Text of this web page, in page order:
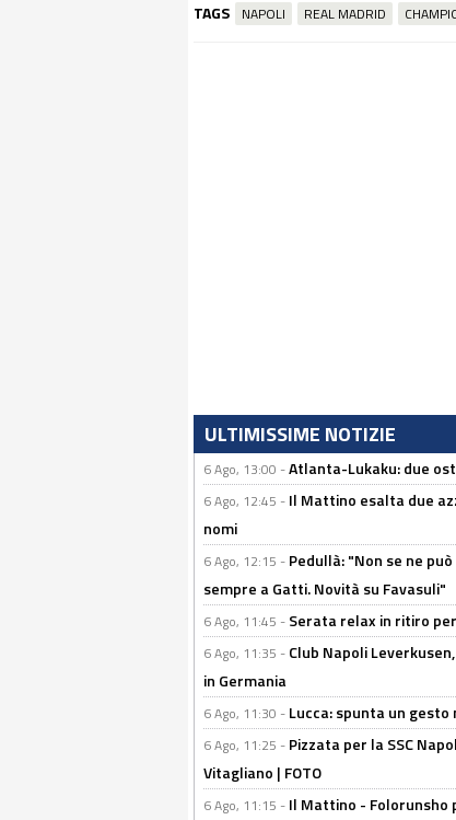
TAGS NAPOLI REAL MADRID
ULTIMISSIME NOTIZIE
6 Ago, 13:00 -Atlanta-Lukaku: due
6 Ago, 12:45 - Il Mattino esalta due
nomi
6 Ago, 12:15 - Pedullà: "Non se ne
sempre a Gatti. Novità su Favasuli"
6 Ago, 11:45 - Serata relax in ritiro
6 Ago, 11:35 - Club Napoli
in Germania
6 Ago, 11:30 - Lucca: spunta un
6 Ago, 11:25 - Pizzata per la SSC
Vitagliano | FOTO
6 Ago, 11:15 - Il Mattino - Folorunsho